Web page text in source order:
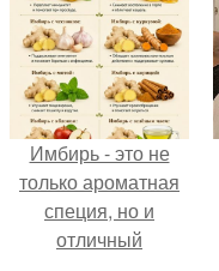
Имбирь - это не
только ароматная
специя, но и
отличный